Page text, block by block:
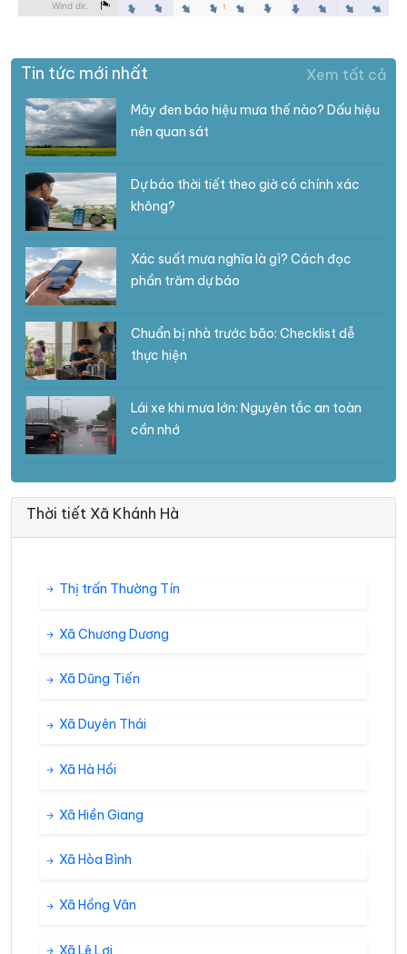
Tin tức mới nhất Xem tất cả
Mây đen báo hiệu mưa thế nào? Dấu hiệu
nên quan sát
Dự báo thời tiết theo giờ có chính xác
không?
Xác suất mưa nghĩa là gì? Cách đọc
phần trăm dự báo
Chuẩn bị nhà trước bão: Checklist dễ
thực hiện
Lái xe khi mưa lớn: Nguyên tắc an toàn
cần nhớ
Thời tiết Xã Khánh Hà
Thị trấn Thường Tín
Xã Chương Dương
Xã Dũng Tiến
Xã Duyên Thái
Xã Hà Hồi
Xã Hiền Giang
Xã Hòa Bình
Xã Hồng Vân
Xã Lê Lợi